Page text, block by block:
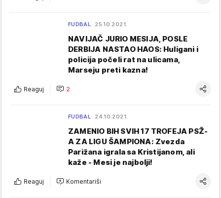
FUDBAL 25.10.2021.
NAVIJAČ JURIO MESIJA, POSLE
DERBIJA NASTAO HAOS: Huligani i
policija počeli rat na ulicama,
Marseju preti kazna!
Reaguj 2
FUDBAL 24.10.2021.
ZAMENIO BIH SVIH 17 TROFEJA PSŽ-
A ZA LIGU ŠAMPIONA: Zvezda
Parižana igrala sa Kristijanom, ali
kaže - Mesi je najbolji!
Reaguj Komentariši